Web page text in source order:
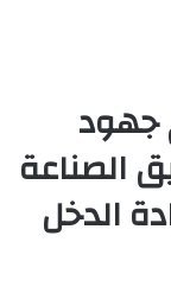
جهود
الصناعة
الدخل